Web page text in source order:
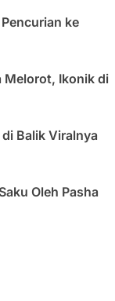
ke
Melorot, Ikonik di
Balik Viralnya
Oleh Pasha